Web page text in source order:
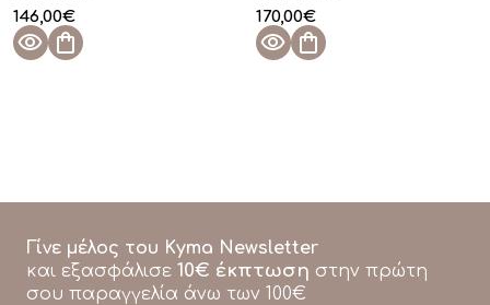
146,00€ 170,00€
Γίνε μέλος του Kyma Newsletter
και εξασφάλισε 10€ έκπτωση στην πρώτη
σου παραγγελία άνω των 100€